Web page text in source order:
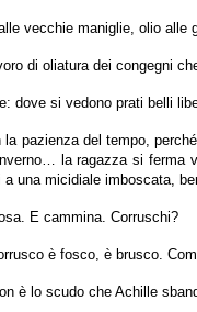
vecchie maniglie, olio alle
di oliatura dei congegni
dove si vedono prati belli
pazienza del tempo,
la ragazza si
una micidiale imboscata,
E cammina. Corruschi?
è fosco, è brusco.
è lo scudo che Achille